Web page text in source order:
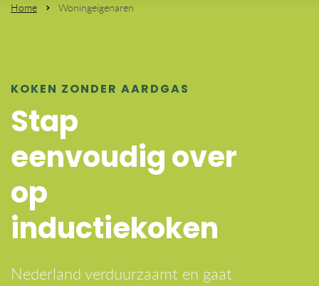
Home Woningeigenaren
KOKEN ZONDER AARDGAS
Stap
eenvoudig over
op
inductiekoken
Nederland verduurzaamt en gaat